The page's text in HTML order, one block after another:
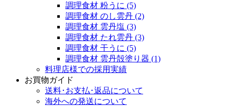
調理食材 粉うに (5)
調理食材 のし雲丹 (2)
調理食材 雲丹塩 (3)
調理食材 たれ雲丹 (3)
調理食材 干うに (5)
調理食材 雲丹殻塗り器 (1)
料理店様での採用実績
お買物ガイド
送料･お支払･返品について
海外への発送について